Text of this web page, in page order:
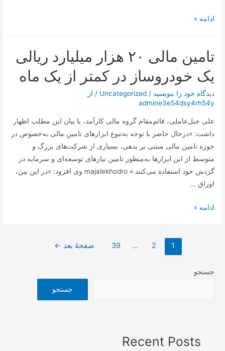
سئو
Page
SEO)
ادامه »
تامین مالی ۲۰ هزار میلیارد ریالی
یک خودروساز در کمتر از یک ماه
دیدگاه‌ خود را بنویسید /
Uncategorized / از
admine3e54dsy4rh54y
علی جبل‌عاملی، قائم‌مقام گروه مالی کارآمد، با بیان این مطلب اظهار
داشت: «درحال ‌حاضر با توجه به‌تنوع ابزارهای تامین مالی به‌خصوص در
حوزه تامین مالی مبتنی بر بدهی، بسیاری از شرکت‌های بزرگ و
متوسط از این ابزارها به‌منظور تامین نیازهای توسعه‌ای و سرمایه در
گردش خود استفاده می‌کنند.» majalekhodro وی افزود: «در این بین،
اوراق …
تامین
ریالی
ادامه »
1
2
…
39 صفحهٔ بعد ←
جستجو
جستجو
Recent Posts